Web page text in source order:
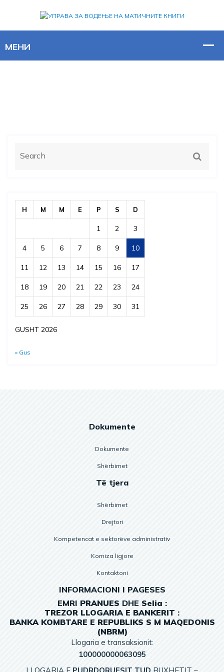
GUSHT 2026
H M M E P S D
1 2 3
4 5 6 7 8 9 10
11 12 13 14 15 16 17
18 19 20 21 22 23 24
25 26 27 28 29 30 31
« Gus
Dokumente
Dokumente
Shërbimet
Të tjera
Shërbimet
Drejtori
Kompetencat e sektorëve administrativ
Korniza ligjore
Kontaktoni
INFORMACIONI I PAGESES
EMRI PRANUES DHE Selia :
TREZOR LLOGARIA E BANKERIT :
BANKA KOMBTARE E REPUBLIKS S M MAQEDONIS
(NBRM)
Llogaria e transaksionit:
100000000063095
LLOGARIA E PUDRDORUESIT TUD BUXHETIT –